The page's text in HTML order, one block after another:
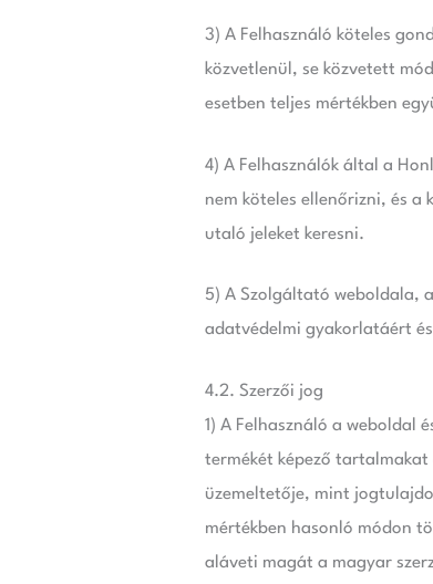
3) A Felhasználó köteles
közvetlenül, se közvetett
esetben teljes mértékben
4) A Felhasználók által a
nem köteles ellenőrizni, és
utaló jeleket keresni.
5) A Szolgáltató weboldala,
adatvédelmi gyakorlatáért
4.2. Szerzői jog
1) A Felhasználó a weboldal
termékét képező tartalmakat
üzemeltetője, mint
mértékben hasonló módon
aláveti magát a magyar